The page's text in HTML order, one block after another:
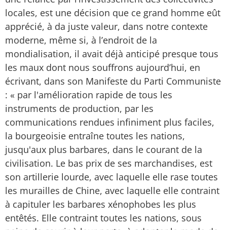
locales, est une décision que ce grand homme eût
apprécié, à da juste valeur, dans notre contexte
moderne, même si, à l’endroit de la
mondialisation, il avait déjà anticipé presque tous
les maux dont nous souffrons aujourd’hui, en
écrivant, dans son Manifeste du Parti Communiste
: « par l'amélioration rapide de tous les
instruments de production, par les
communications rendues infiniment plus faciles,
la bourgeoisie entraîne toutes les nations,
jusqu'aux plus barbares, dans le courant de la
civilisation. Le bas prix de ses marchandises, est
son artillerie lourde, avec laquelle elle rase toutes
les murailles de Chine, avec laquelle elle contraint
à capituler les barbares xénophobes les plus
entêtés. Elle contraint toutes les nations, sous